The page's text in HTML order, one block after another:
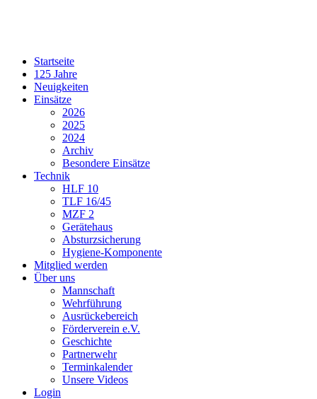
Startseite
125 Jahre
Neuigkeiten
Einsätze
2026
2025
2024
Archiv
Besondere Einsätze
Technik
HLF 10
TLF 16/45
MZF 2
Gerätehaus
Absturzsicherung
Hygiene-Komponente
Mitglied werden
Über uns
Mannschaft
Wehrführung
Ausrückebereich
Förderverein e.V.
Geschichte
Partnerwehr
Terminkalender
Unsere Videos
Login